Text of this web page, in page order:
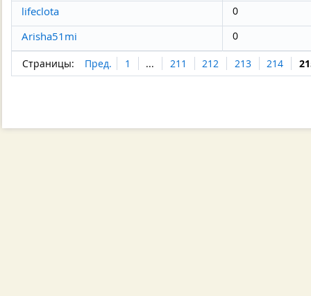
lifeclota 0
Arisha51mi 0
Страницы: Пред. 1 ... 211 212 213 214